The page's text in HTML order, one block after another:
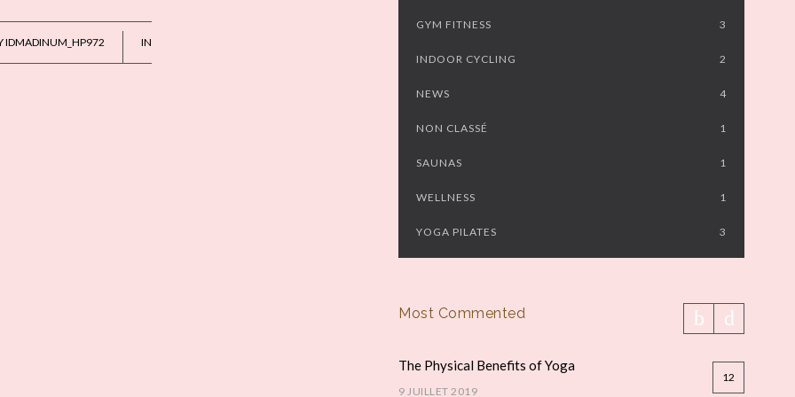
IDMADINUM_HP972 IN
GYM FITNESS 3
INDOOR CYCLING 2
NEWS 4
NON CLASSÉ 1
SAUNAS 1
WELLNESS 1
YOGA PILATES 3
Most Commented
The Physical Benefits of Yoga
9 JUILLET 2019
12